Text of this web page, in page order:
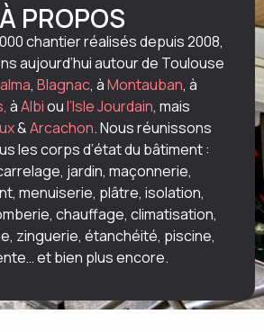
À PROPOS
chantier réalisés depuis 2008,
aujourd’hui autour de Toulouse
, Blagnac, àMontauban, à
àAlbioul’Isle Jourdain, mais
&Arcachon. Nous réunissons
les corps d’état du bâtiment :
jardin, maçonnerie,
menuiserie, plâtre, isolation,
chauffage, climatisation,
zinguerie, étanchéité, piscine,
et bien plus encore.